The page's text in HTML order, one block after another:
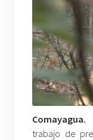
Comayagua.
trabajo de